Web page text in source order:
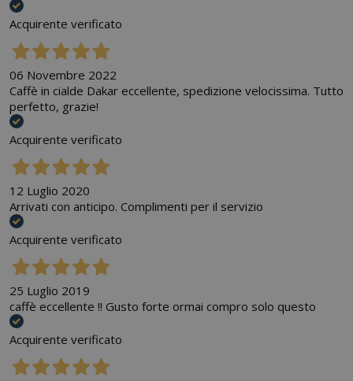
Acquirente verificato
06 Novembre 2022
Caffè in cialde Dakar eccellente, spedizione velocissima. Tutto
perfetto, grazie!
Acquirente verificato
12 Luglio 2020
Arrivati con anticipo. Complimenti per il servizio
Acquirente verificato
25 Luglio 2019
caffè eccellente !! Gusto forte ormai compro solo questo
Acquirente verificato